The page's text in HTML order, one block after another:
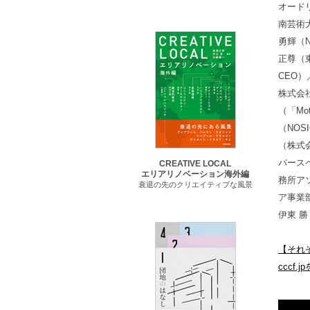
オード
南芸術
勇輝（
正尊（
CEO）
株式会
（「
（
（株
パース
務所ア
ア事業
伊東 勝
【そ
cccf.jp
CREATIVE LOCAL
エリアリノベーション海外編
衰退の先のクリエイティブな風景